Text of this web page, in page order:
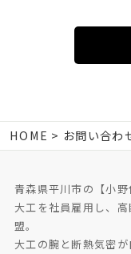
HOME お問い合わ
青森県平川市の【小野
大工を社員雇用し、
盟。
大工の腕と断熱気密